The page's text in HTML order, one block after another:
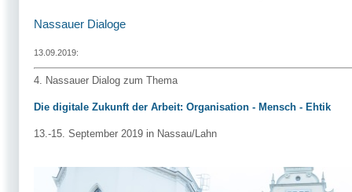
Nassauer Dialoge
13.09.2019:
4. Nassauer Dialog zum Thema
Die digitale Zukunft der Arbeit: Organisation - Mensch - Ehtik
13.-15. September 2019 in Nassau/Lahn